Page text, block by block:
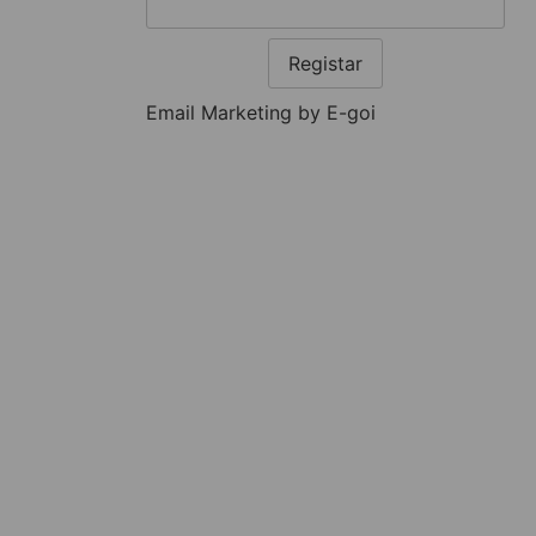
Registar
Email Marketing by E-goi